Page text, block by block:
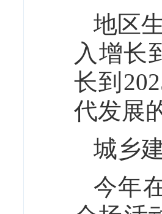
地区
入增长
长到
代发展
城乡
今年